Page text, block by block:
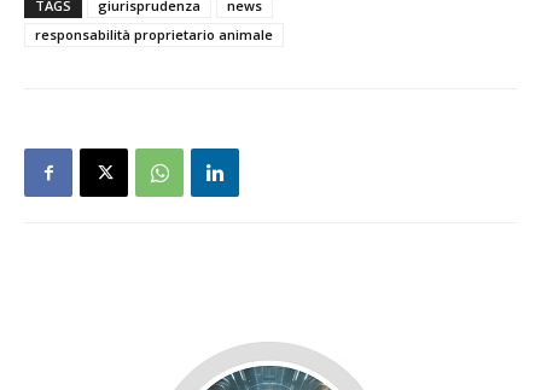
TAGS giurisprudenza
news
responsabilità proprietario animale